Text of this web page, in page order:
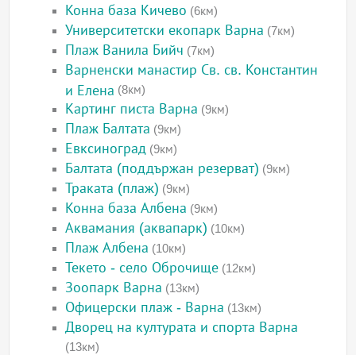
Конна база Кичево (6км)
Университетски екопарк Варна (7км)
Плаж Ванила Бийч (7км)
Варненски манастир Св. св. Константин
и Елена (8км)
Картинг писта Варна (9км)
Плаж Балтата (9км)
Евксиноград (9км)
Балтата (поддържан резерват) (9км)
Траката (плаж) (9км)
Конна база Албена (9км)
Аквамания (аквапарк) (10км)
Плаж Албена (10км)
Текето - село Оброчище (12км)
Зоопарк Варна (13км)
Офицерски плаж - Варна (13км)
Дворец на културата и спорта Варна
(13км)